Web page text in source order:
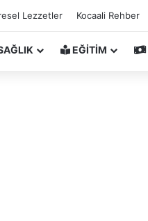
Lezzetler Kocaali Rehber
EĞİTİM